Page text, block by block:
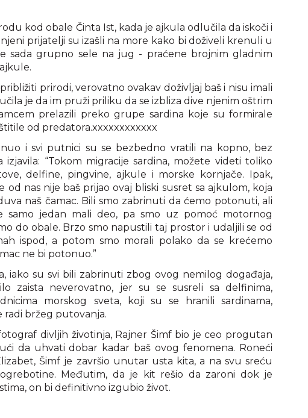
kod obale Činta Ist, kada je ajkula odlučila da iskoči i
prijatelji su izašli na more kako bi doživeli krenuli u
sada grupno sele na jug - praćene brojnim gladnim
prirodi, verovatno ovakav doživljaj baš i nisu imali
je da im pruži priliku da se izbliza dive njenim oštrim
prelazili preko grupe sardina koje su formirale
od predatora.xxxxxxxxxxxx
i svi putnici su se bezbedno vratili na kopno, bez
izjavila: “Tokom migracije sardina, možete videti toliko
delfine, pingvine, ajkule i morske kornjače. Ipak,
od nas nije baš prijao ovaj bliski susret sa ajkulom, koja
naš čamac. Bili smo zabrinuti da ćemo potonuti, ali
samo jedan mali deo, pa smo uz pomoć motornog
do obale. Brzo smo napustili taj prostor i udaljili se od
ispod, a potom smo morali polako da se krećemo
ne bi potonuo.”
iako su svi bili zabrinuti zbog ovog nemilog događaja,
zaista neverovatno, jer su se susreli sa delfinima,
morskog sveta, koji su se hranili sardinama,
bržeg putovanja.
divljih životinja, Rajner Šimf bio je ceo progutan
da uhvati dobar kadar baš ovog fenomena. Roneći
Šimf je završio unutar usta kita, a na svu sreću
Međutim, da je kit rešio da zaroni dok je
on bi definitivno izgubio život.